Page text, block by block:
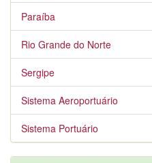
Paraíba
Rio Grande do Norte
Sergipe
Sistema Aeroportuário
Sistema Portuário